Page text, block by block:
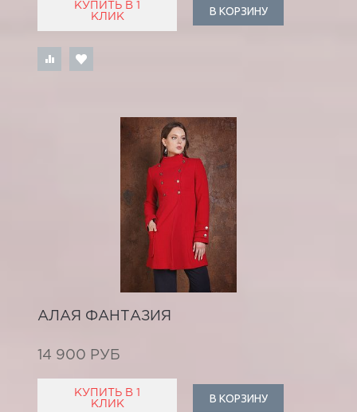
КУПИТЬ В 1
КЛИК
В КОРЗИНУ
АЛАЯ ФАНТАЗИЯ
14 900 РУБ
КУПИТЬ В 1
КЛИК
В КОРЗИНУ